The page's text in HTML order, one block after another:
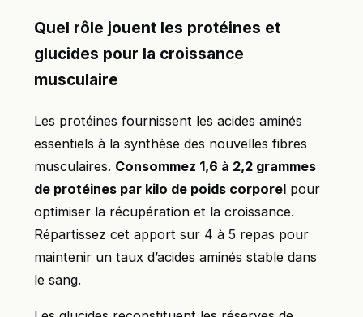
Quel rôle jouent les protéines et
glucides pour la croissance
musculaire
Les protéines fournissent les acides aminés
essentiels à la synthèse des nouvelles fibres
musculaires. Consommez 1,6 à 2,2 grammes
de protéines par kilo de poids corporel pour
optimiser la récupération et la croissance.
Répartissez cet apport sur 4 à 5 repas pour
maintenir un taux d’acides aminés stable dans
le sang.